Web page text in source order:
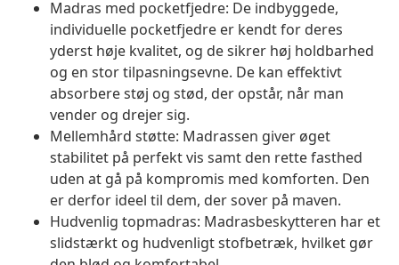
Madras med pocketfjedre: De indbyggede,
individuelle pocketfjedre er kendt for deres
yderst høje kvalitet, og de sikrer høj holdbarhed
og en stor tilpasningsevne. De kan effektivt
absorbere støj og stød, der opstår, når man
vender og drejer sig.
Mellemhård støtte: Madrassen giver øget
stabilitet på perfekt vis samt den rette fasthed
uden at gå på kompromis med komforten. Den
er derfor ideel til dem, der sover på maven.
Hudvenlig topmadras: Madrasbeskytteren har et
slidstærkt og hudvenligt stofbetræk, hvilket gør